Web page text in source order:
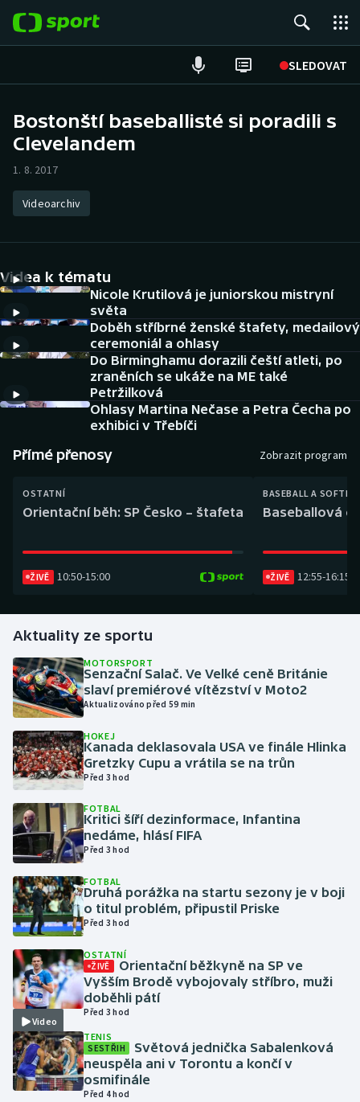
SLEDOVAT
Hokej
Atletika
DALŠÍ SPORTY
Americký fotbal
Baseball a softbal
Basketbal
Biatlon
Boby a skeleton
Florbal
Futsal
Golf
Gymnastika
Jezdectví
Judo
Krasobruslení
Lezení
Lyže a snowboard
Moderní pětiboj
Motorsport
NEPŘEHLÉDNĚTE
Historické návraty
Aplikace ČT sport
AZ kvíz
Bostonští baseballisté si poradili s
Clevelandem
1. 8. 2017
Videoarchiv
Videa k tématu
Nicole Krutilová je juniorskou mistryní
světa
Doběh stříbrné ženské štafety, medailový
ceremoniál a ohlasy
Do Birminghamu dorazili čeští atleti, po
zraněních se ukáže na ME také
Petržilková
Ohlasy Martina Nečase a Petra Čecha po
exhibici v Třebíči
Přímé přenosy Zobrazit program
OSTATNÍ
Orientační běh: SP Česko – štafeta
ŽIVĚ 10:50-15:00
BASEBALL A
Baseballová
ŽIVĚ 12:55-16:15
Aktuality ze sportu
MOTORSPORT
Senzační Salač. Ve Velké ceně Británie
slaví premiérové vítězství v Moto2
Aktualizováno před 59 min
HOKEJ
Kanada deklasovala USA ve finále Hlinka
Gretzky Cupu a vrátila se na trůn
Před 3 hod
FOTBAL
Kritici šíří dezinformace, Infantina
nedáme, hlásí FIFA
Před 3 hod
FOTBAL
Druhá porážka na startu sezony je v boji
o titul problém, připustil Priske
Před 3 hod
Video
OSTATNÍ
ŽIVĚ
Orientační běžkyně na SP ve
Vyšším Brodě vybojovaly stříbro, muži
doběhli pátí
Před 3 hod
TENIS
SESTŘIH
Světová jednička Sabalenková
neuspěla ani v Torontu a končí v
osmifinále
Před 4 hod